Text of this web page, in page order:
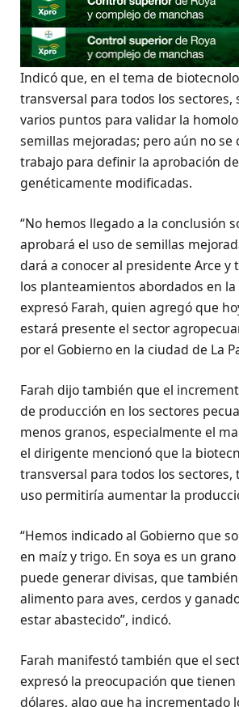
Indicó que, en el tema de
transversal para todos los sectores,
varios puntos para validar la
semillas mejoradas; pero aún no se
trabajo para definir la aprobación
genéticamente modificadas.
“No hemos llegado a la conclusión
aprobará el uso de semillas
dará a conocer al presidente Arce y
los planteamientos abordados en la
expresó Farah, quien agregó que
estará presente el sector
por el Gobierno en la ciudad de La
Farah dijo también que el
de producción en los sectores
menos granos, especialmente el
el dirigente mencionó que la
transversal para todos los sectores,
uso permitiría aumentar la
“Hemos indicado al Gobierno que
en maíz y trigo. En soya es un
puede generar divisas, que
alimento para aves, cerdos y
estar abastecido”, indicó.
Farah manifestó también que el
expresó la preocupación que
dólares, algo que ha incrementado